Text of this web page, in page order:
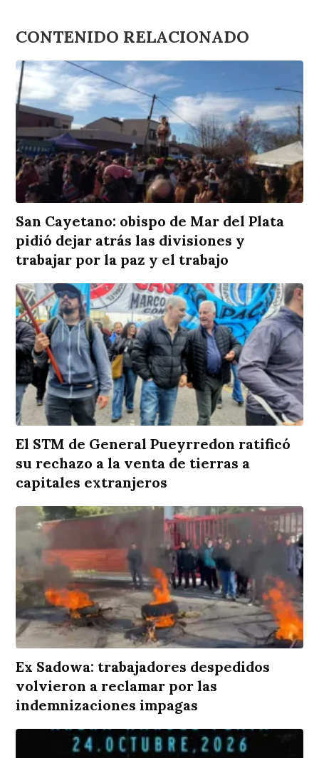
CONTENIDO RELACIONADO
San Cayetano: obispo de Mar del Plata
pidió dejar atrás las divisiones y
trabajar por la paz y el trabajo
El STM de General Pueyrredon ratificó
su rechazo a la venta de tierras a
capitales extranjeros
Ex Sadowa: trabajadores despedidos
volvieron a reclamar por las
indemnizaciones impagas